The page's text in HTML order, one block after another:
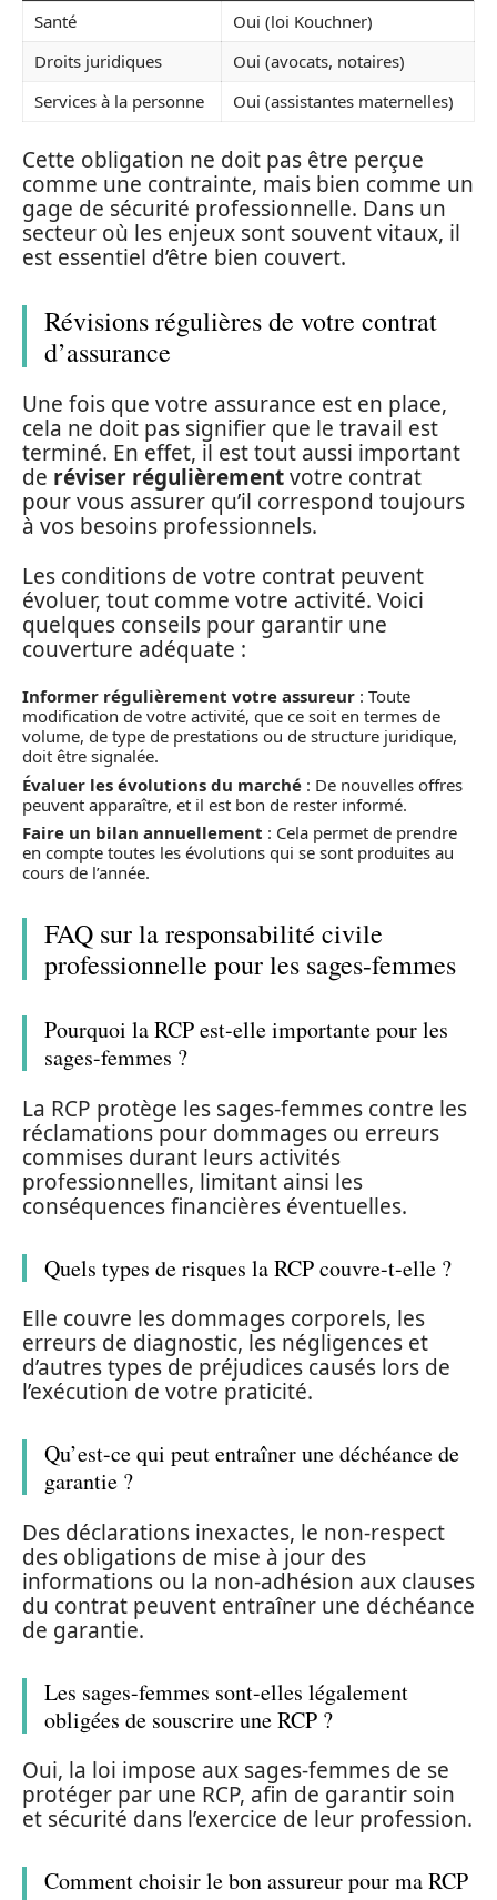
Santé
Oui (loi Kouchner)
Droits juridiques
Oui (avocats, notaires)
Services à la personne
Oui (assistantes maternelles)
Cette obligation ne doit pas être perçue
comme une contrainte, mais bien comme un
gage de sécurité professionnelle. Dans un
secteur où les enjeux sont souvent vitaux, il
est essentiel d’être bien couvert.
Révisions régulières de votre contrat
d’assurance
Une fois que votre assurance est en place,
cela ne doit pas signifier que le travail est
terminé. En effet, il est tout aussi important
de réviser régulièrementvotre contrat
pour vous assurer qu’il correspond toujours
à vos besoins professionnels.
Les conditions de votre contrat peuvent
évoluer, tout comme votre activité. Voici
quelques conseils pour garantir une
couverture adéquate :
Informer régulièrement votre assureur : Toute
modification de votre activité, que ce soit en termes de
volume, de type de prestations ou de structure juridique,
doit être signalée.
Évaluer les évolutions du marché : De nouvelles offres
peuvent apparaître, et il est bon de rester informé.
Faire un bilan annuellement : Cela permet de prendre
en compte toutes les évolutions qui se sont produites au
cours de l’année.
FAQ sur la responsabilité civile
professionnelle pour les sages-femmes
Pourquoi la RCP est-elle importante pour les
sages-femmes ?
La RCP protège les sages-femmes contre les
réclamations pour dommages ou erreurs
commises durant leurs activités
professionnelles, limitant ainsi les
conséquences financières éventuelles.
Quels types de risques la RCP couvre-t-elle ?
Elle couvre les dommages corporels, les
erreurs de diagnostic, les négligences et
d’autres types de préjudices causés lors de
l’exécution de votre praticité.
Qu’est-ce qui peut entraîner une déchéance de
garantie ?
Des déclarations inexactes, le non-respect
des obligations de mise à jour des
informations ou la non-adhésion aux clauses
du contrat peuvent entraîner une déchéance
de garantie.
Les sages-femmes sont-elles légalement
obligées de souscrire une RCP ?
Oui, la loi impose aux sages-femmes de se
protéger par une RCP, afin de garantir soin
et sécurité dans l’exercice de leur profession.
Comment choisir le bon assureur pour ma RCP